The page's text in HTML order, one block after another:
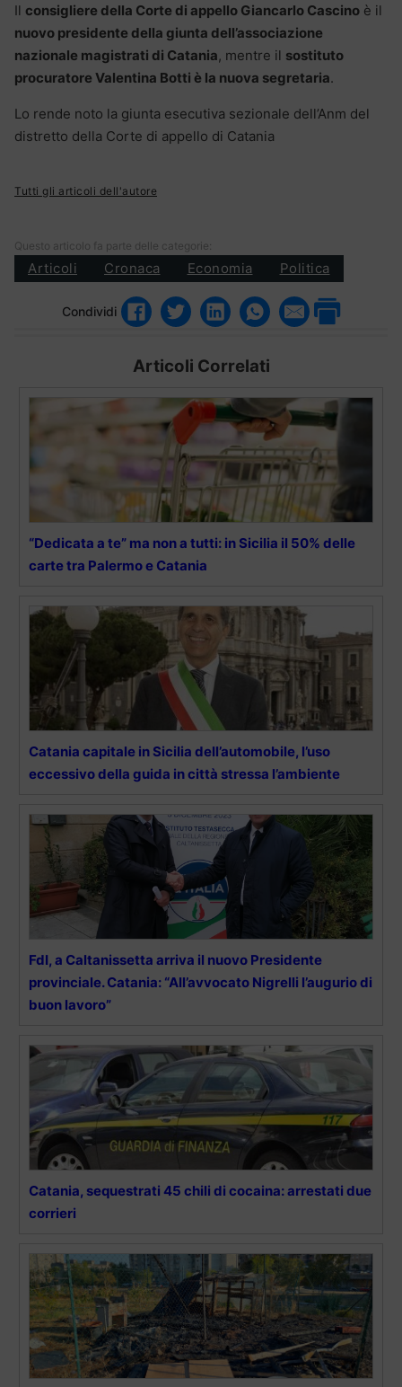
Il consigliere della Corte di appello Giancarlo Cascino è il
nuovo presidente della giunta dell’associazione
nazionale magistrati di Catania, mentre il sostituto
procuratore Valentina Botti è la nuova segretaria.
Lo rende noto la giunta esecutiva sezionale dell’Anm del
distretto della Corte di appello di Catania
Tutti gli articoli dell'autore
Questo articolo fa parte delle categorie:
Articoli Cronaca Economia Politica
Condividi
Articoli Correlati
“Dedicata a te” ma non a tutti: in Sicilia il 50% delle
carte tra Palermo e Catania
Catania capitale in Sicilia dell’automobile, l’uso
eccessivo della guida in città stressa l’ambiente
FdI, a Caltanissetta arriva il nuovo Presidente
provinciale. Catania: “All’avvocato Nigrelli l’augurio di
buon lavoro”
Catania, sequestrati 45 chili di cocaina: arrestati due
corrieri